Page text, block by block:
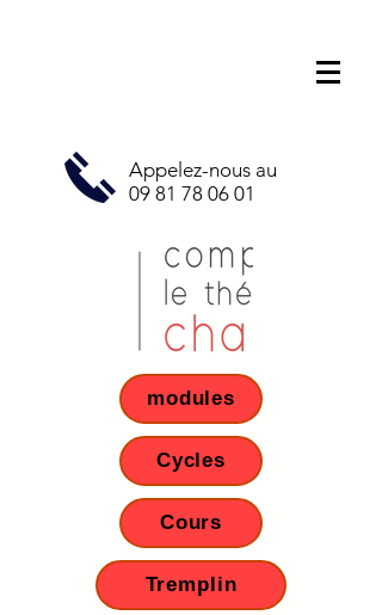
Appelez-nous au
09 81 78 06 01
modules
Cycles
Cours
Tremplin